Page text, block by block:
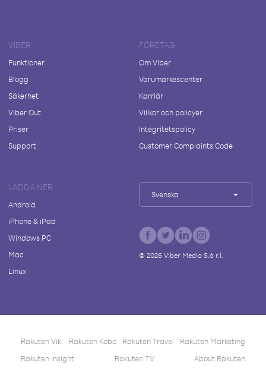
VIBER
Funktioner
Blogg
Säkerhet
Viber Out
Priser
Support
FÖRETAG
Om Viber
Varumärkescenter
Karriär
Villkor och policyer
Integritetspolicy
Customer Complaints Code
LADDA NER
Android
iPhone & iPad
Windows PC
Mac
Linux
Svenska
© 2026Viber Media S.à r.l.
Rakuten Viki Rakuten Kobo Rakuten Travel
Rakuten Marketing
Rakuten Insight
Rakuten TV About Rakuten